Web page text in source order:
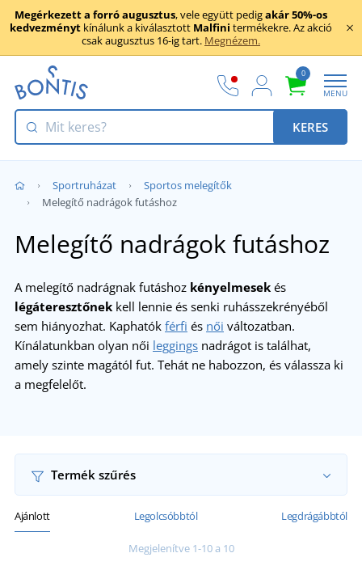
Megérkezett a forró augusztus, vele együtt pedigakár 50%-os
kedvezményt kínálunk a kiválasztott Malfini termékekre. Az akció
csak augusztus 16-ig tart. Megnézem.
0
MENU
KERES
Sportruházat
Sportos melegítők
Melegítő nadrágok futáshoz
Melegítő nadrágok futáshoz
A melegítő nadrágnak futáshoz kényelmesek és
légáteresztőnek kell lennie és senki ruhásszekrényéből
sem hiányozhat. Kaphatók férfi és női változatban.
Kínálatunkban olyan női leggings nadrágot is találhat,
amely szinte magától fut. Tehát ne habozzon, és válassza ki
a megfelelőt.
Termék szűrés
Ajánlott Legolcsóbbtól Legdrágábbtól
Megjelenítve 1-10 a 10